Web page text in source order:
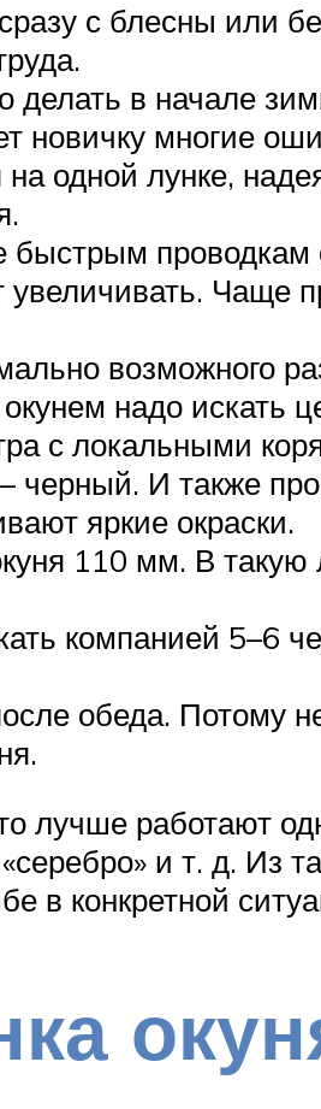
с блесны или
в начале
новичку многие
одной лунке,
быстрым
увеличивать.
возможного
надо искать
с локальными
И также
яркие окраски.
110 мм. В такую
компанией 5–6
обеда. Потому
работают
и т. д. Из
в конкретной